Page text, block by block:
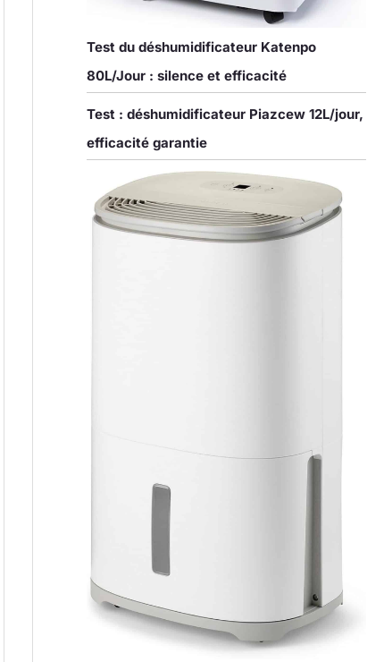
Test du déshumidificateur Katenpo
80L/Jour : silence et efficacité
Test : déshumidificateur Piazcew 12L/jour,
efficacité garantie